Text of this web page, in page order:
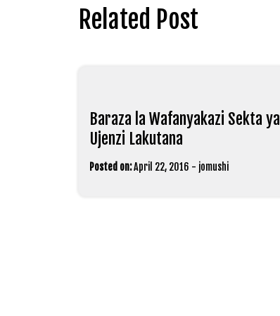
Related Post
Baraza la Wafanyakazi Sekta ya
Ujenzi Lakutana
Posted on:April 22, 2016 - jomushi